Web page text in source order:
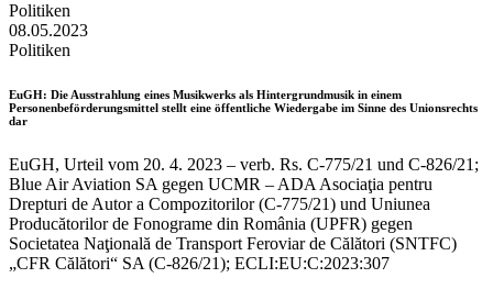
Politiken
08.05.2023
Politiken
EuGH: Die Ausstrahlung eines Musikwerks als Hintergrundmusik in einem
Personenbeförderungsmittel stellt eine öffentliche Wiedergabe im Sinne des Unionsrechts
dar
EuGH, Urteil vom 20. 4. 2023 – verb. Rs. C‑775/21 und C‑826/21;
Blue Air Aviation SA gegen UCMR – ADA Asociaţia pentru
Drepturi de Autor a Compozitorilor (C-775/21) und Uniunea
Producătorilor de Fonograme din România (UPFR) gegen
Societatea Naţională de Transport Feroviar de Călători (SNTFC)
„CFR Călători“ SA (C‑826/21); ECLI:EU:C:2023:307